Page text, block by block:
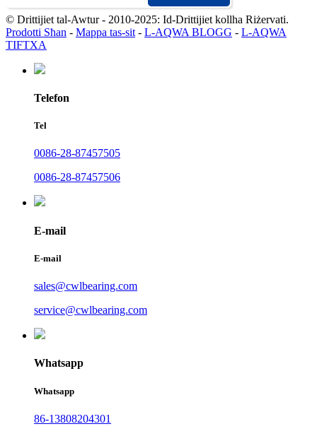
© Drittijiet tal-Awtur - 2010-2025: Id-Drittijiet kollha Riżervati.
Prodotti Sħan - Mappa tas-sit - L-AQWA BLOGG - L-AQWA
TIFTXA
Telefon
Tel
0086-28-87457505
0086-28-87457506
E-mail
E-mail
sales@cwlbearing.com
service@cwlbearing.com
Whatsapp
Whatsapp
86-13808204301